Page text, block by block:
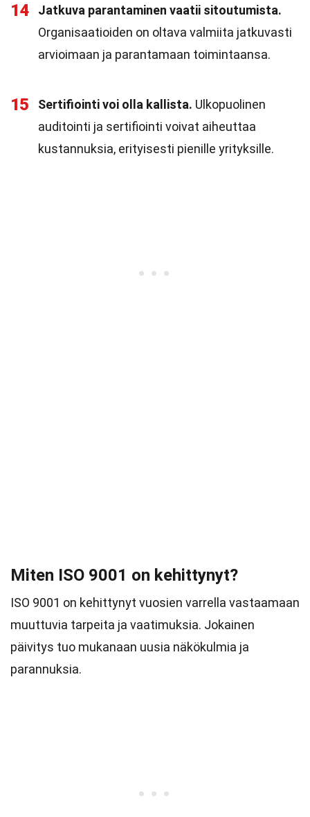
14
Jatkuva parantaminen vaatii sitoutumista.
Organisaatioiden on oltava valmiita jatkuvasti
arvioimaan ja parantamaan toimintaansa.
15 Sertifiointi voi olla kallista. Ulkopuolinen
auditointi ja sertifiointi voivat aiheuttaa
kustannuksia, erityisesti pienille yrityksille.
Miten ISO 9001 on kehittynyt?
ISO 9001 on kehittynyt vuosien varrella vastaamaan
muuttuvia tarpeita ja vaatimuksia. Jokainen
päivitys tuo mukanaan uusia näkökulmia ja
parannuksia.